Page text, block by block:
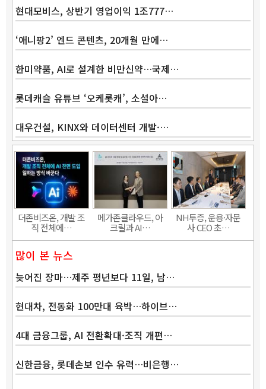
현대모비스, 상반기 영업이익 1조777…
‘애니팡2’ 엔드 콘텐츠, 20개월 만에…
한미약품, AI로 설계한 비만신약…국제…
롯데캐슬 유튜브 ‘오케롯캐’, 소셜아…
대우건설, KINX와 데이터센터 개발·…
더존비즈온, 개발 조
직 전체에…
메가존클라우드, 아
크릴과 AI…
NH투증, 운용·자문
사 CEO 초…
많이 본 뉴스
늦어진 장마…제주 평년보다 11일, 남…
현대차, 전동화 100만대 육박…하이브…
4대 금융그룹, AI 전환확대·조직 개편…
신한금융, 롯데손보 인수 유력…비은행…